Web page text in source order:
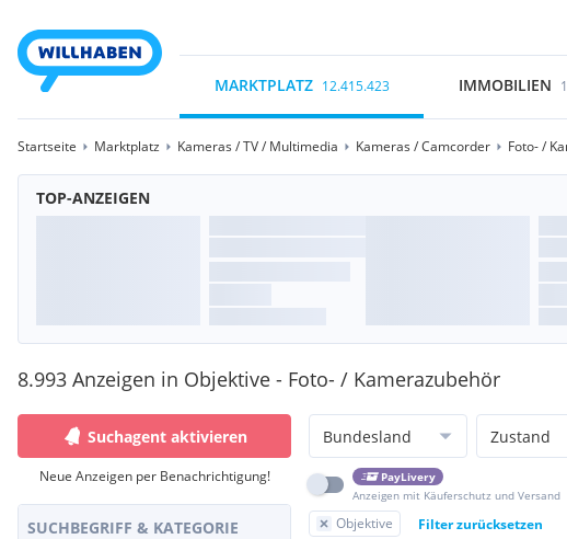
MARKTPLATZ 12.415.423 IMMOBILIEN
Startseite Marktplatz Kameras / TV / Multimedia Kameras / Camcorder Foto- /
TOP-ANZEIGEN
8.993 Anzeigen in Objektive - Foto- / Kamerazubehör
Suchagent aktivieren
Neue Anzeigen per Benachrichtigung!
SUCHBEGRIFF & KATEGORIE
Bundesland Zustand
PayLivery
Anzeigen mit Käuferschutz und Versand
Objektive Filter zurücksetzen